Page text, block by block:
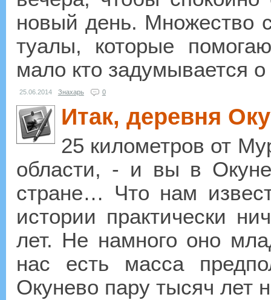
новый день. Мно­же­ство
ту­а­лы, ко­то­рые
мало кто за­ду­мы­ва­ет­ся
25.06.2014 Знахарь 0
Итак, деревня
25 километров от
области, - и вы в
стране… Что нам
истории практически
лет. Не намного оно
нас есть масса
Окунево пару тысяч лет